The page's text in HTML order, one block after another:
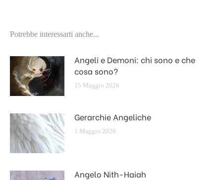
Potrebbe interessarti anche...
Angeli e Demoni: chi sono e che
cosa sono?
15 Maggio 2026
Gerarchie Angeliche
1 Maggio 2026
Angelo Nith-Haiah